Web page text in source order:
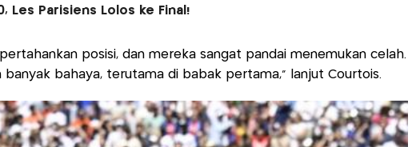
Les Parisiens Lolos ke Final!
posisi, dan mereka sangat pandai menemukan celah.
banyak bahaya, terutama di babak pertama,” lanjut Courtois.